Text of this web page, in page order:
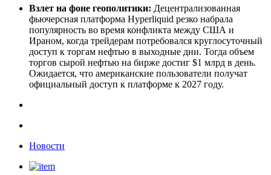
Взлет на фоне геополитики: Децентрализованная
фьючерсная платформа Hyperliquid резко набрала
популярность во время конфликта между США и
Ираном, когда трейдерам потребовался круглосуточный
доступ к торгам нефтью в выходные дни. Тогда объем
торгов сырой нефтью на бирже достиг $1 млрд в день.
Ожидается, что американские пользователи получат
официальный доступ к платформе к 2027 году.
Новости